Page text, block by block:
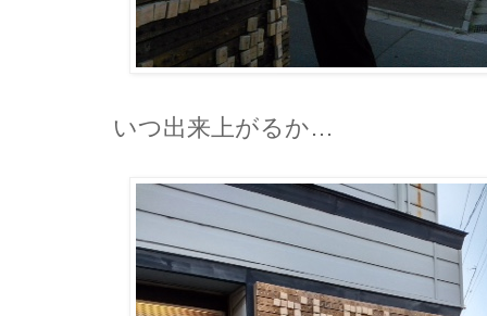
いつ出来上がるか…